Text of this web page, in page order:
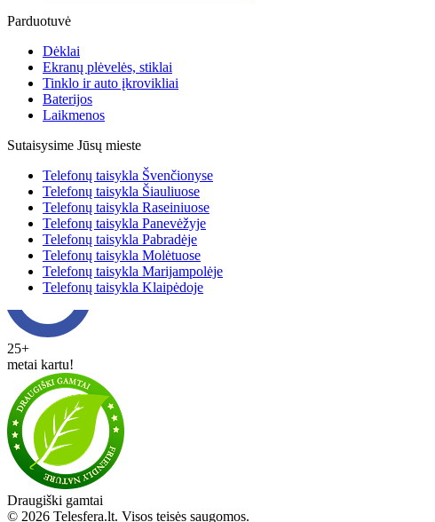
Parduotuvė
Dėklai
Ekranų plėvelės, stiklai
Tinklo ir auto įkrovikliai
Baterijos
Laikmenos
Sutaisysime Jūsų mieste
Telefonų taisykla Švenčionyse
Telefonų taisykla Šiauliuose
Telefonų taisykla Raseiniuose
Telefonų taisykla Panevėžyje
Telefonų taisykla Pabradėje
Telefonų taisykla Molėtuose
Telefonų taisykla Marijampolėje
Telefonų taisykla Klaipėdoje
25+
metai kartu!
Draugiški gamtai
© 2026 Telesfera.lt. Visos teisės saugomos.